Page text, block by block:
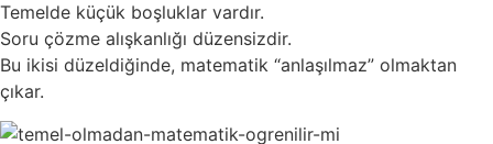
Temelde küçük boşluklar vardır.
Soru çözme alışkanlığı düzensizdir.
Bu ikisi düzeldiğinde, matematik “anlaşılmaz” olmaktan
çıkar.